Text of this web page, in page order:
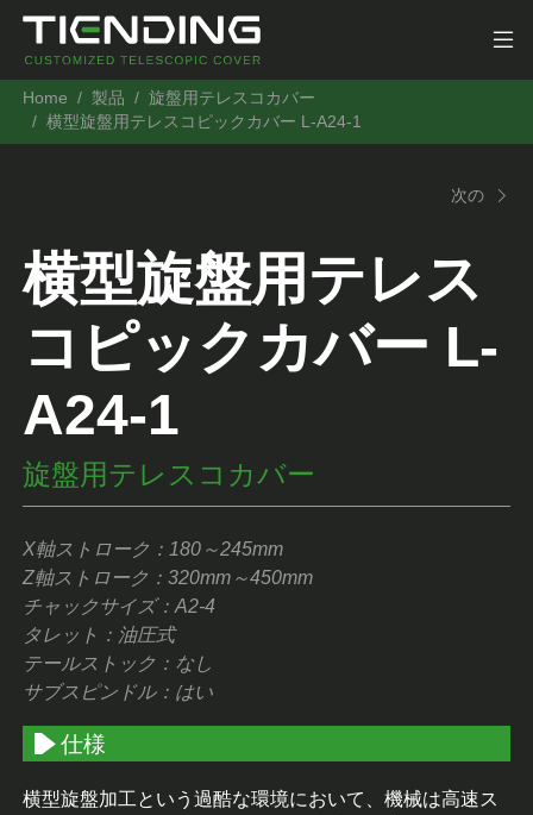
Home 製品
旋盤用テレスコカバー
横型旋盤用テレスコピックカバー L-A24-1
次の
横型旋盤用テレス
コピックカバー L-
A24-1
旋盤用テレスコカバー
X軸ストローク：180～245mm
Z軸ストローク：320mm～450mm
チャックサイズ：A2-4
タレット：油圧式
テールストック：なし
サブスピンドル：はい
仕様
横型旋盤加工という過酷な環境において、機械は高速ス